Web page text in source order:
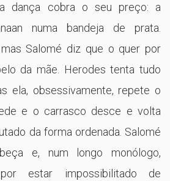
a dança cobra o seu preço: a
numa bandeja de prata.
Salomé diz que o quer por
da mãe. Herodes tenta tudo
ela, obsessivamente, repete o
e o carrasco desce e volta
da forma ordenada. Salomé
e, num longo monólogo,
estar impossibilitado de